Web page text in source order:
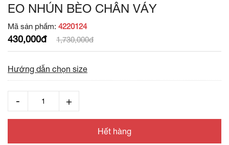
EO NHÚN BÈO CHÂN VÁY
Mã sản phẩm: 4220124
430,000đ 1,730,000đ
Hướng dẫn chọn size
Hết hàng